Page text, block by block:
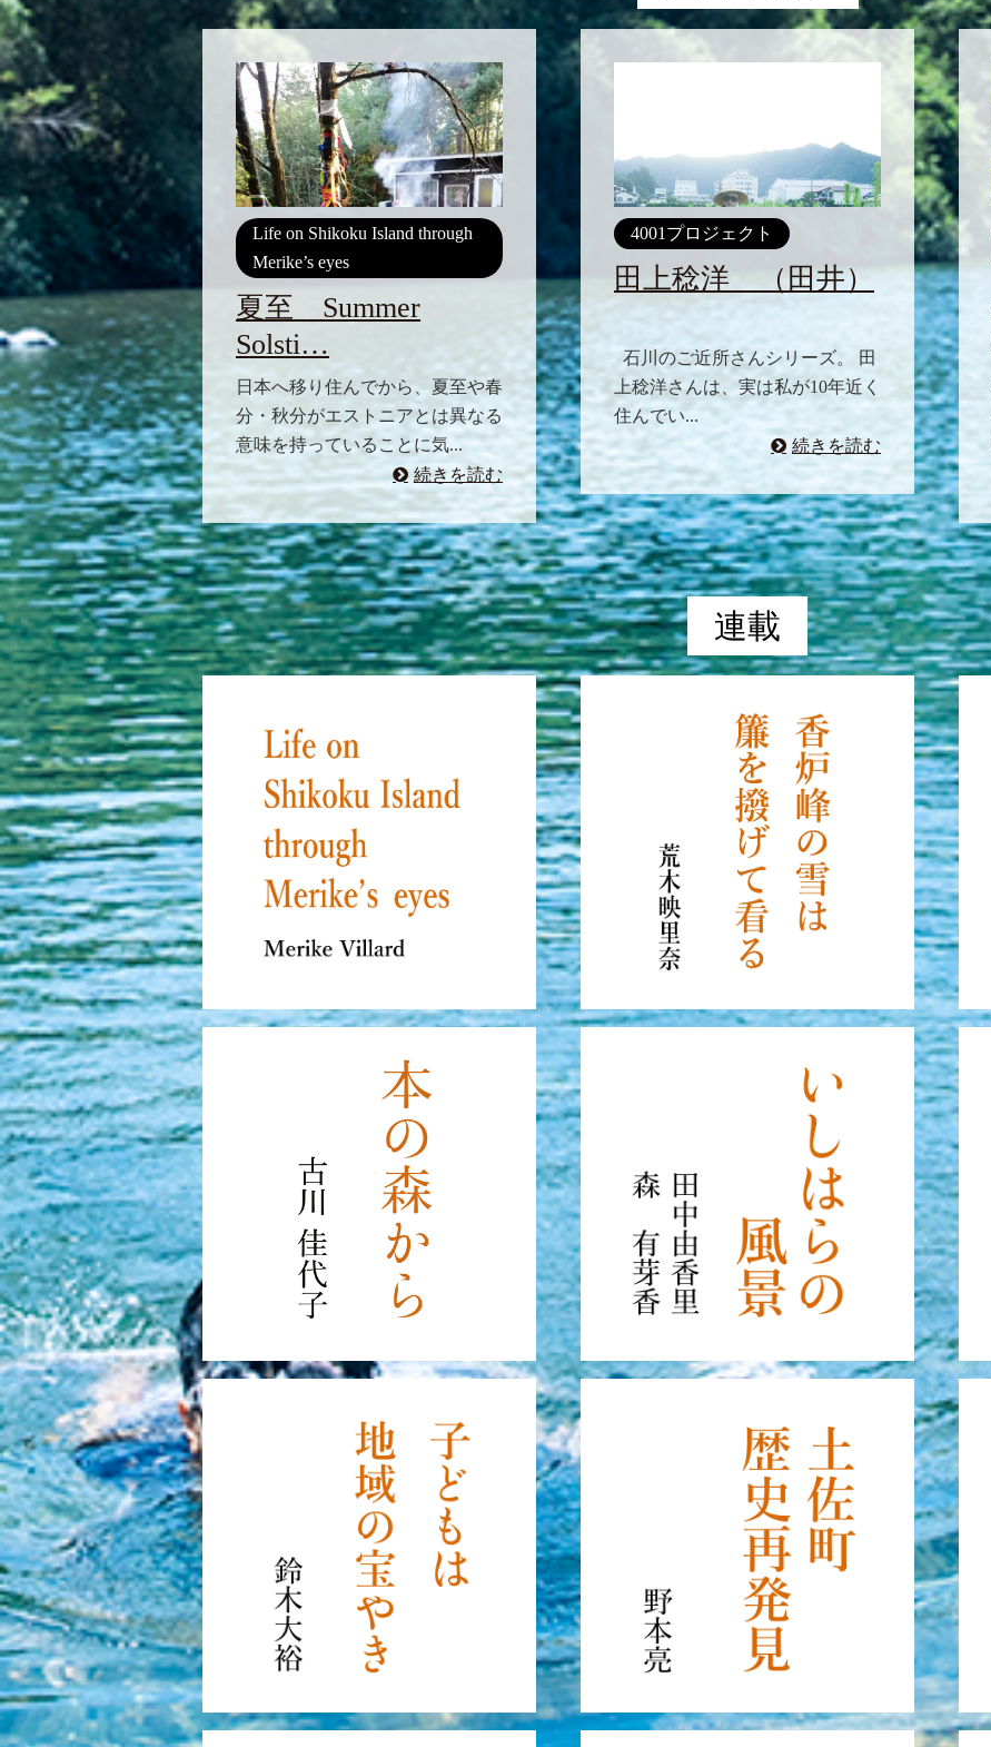
Life on Shikoku Island through
Merike’s eyes
夏至 Summer
Solsti…
日本へ移り住んでから、夏至や春
分・秋分がエストニアとは異なる
意味を持っていることに気...
続きを読む
4001プロジェクト
田上稔洋 （田井）
石川のご近所さんシリーズ。 田
上稔洋さんは、実は私が10年近く
住んでい...
続きを読む
連載